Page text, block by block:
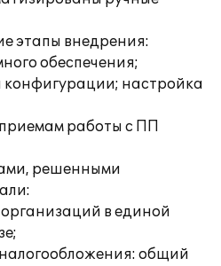
этапы внедрения:
обеспечения;
конфигурации; настройка
работы с ПП
решенными
в единой
общий